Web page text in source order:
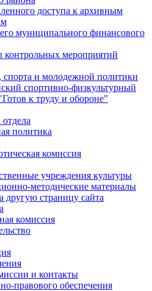
доступа к архивным
муниципального финансового
контрольных мероприятий
спорта и молодежной политики
спортивно-физкультурный
к труду и обороне"
политика
комиссия
учреждения культуры
методические материалы
другую страницу сайта
комиссия
и контакты
правового обеспечения